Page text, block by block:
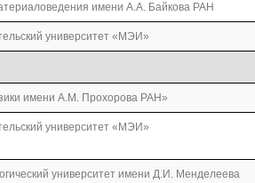
имени А.А. Байкова РАН
университет «МЭИ»
имени А.М. Прохорова РАН»
университет «МЭИ»
университет имени Д.И. Менделеева